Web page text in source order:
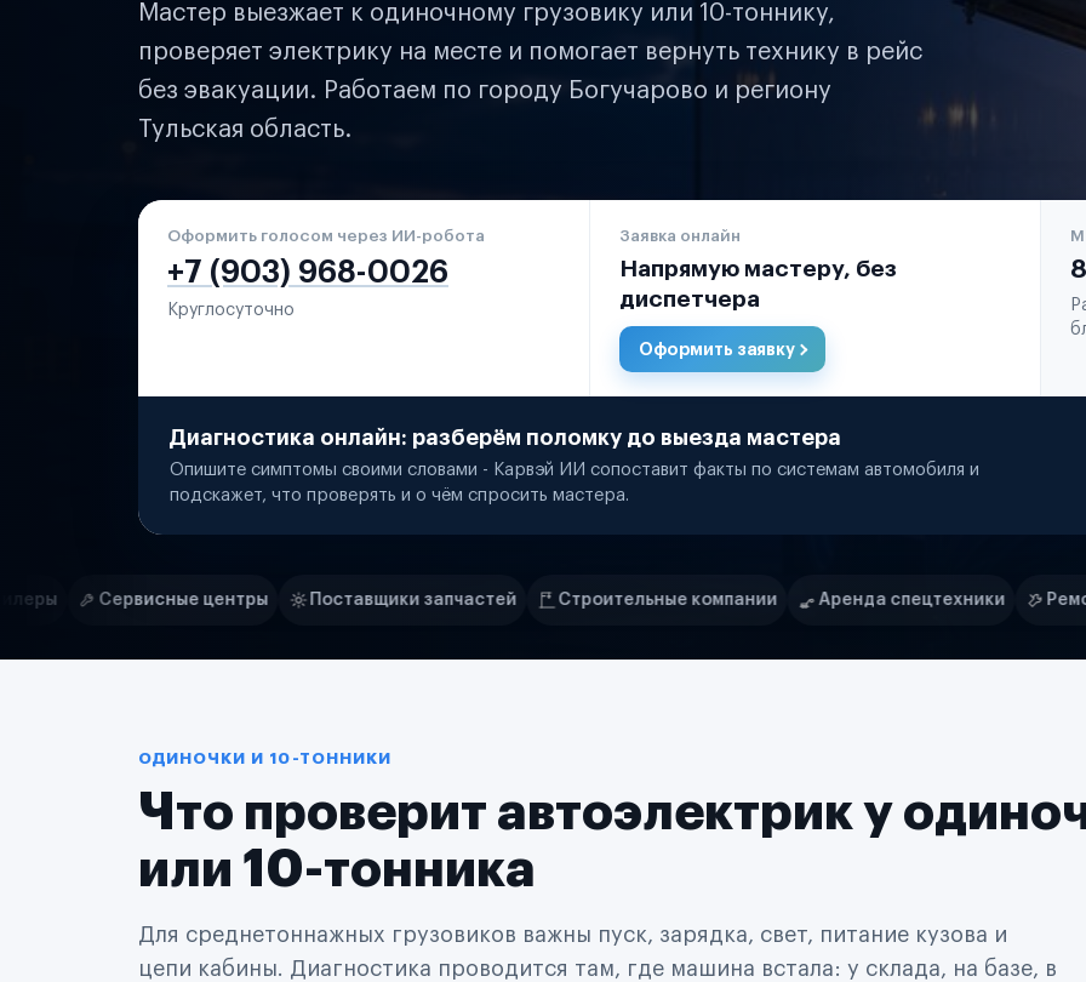
Мастер выезжает к одиночному грузовику или 10-тоннику,
проверяет электрику на месте и помогает вернуть технику в рейс
без эвакуации. Работаем по городу Богучарово и региону
Тульская область.
Оформить голосом через ИИ-робота
+7 (903) 968-0026
Круглосуточно
Заявка онлайн
Напрямую мастеру, без
диспетчера
Оформить заявку
Диагностика онлайн: разберём поломку до выезда мастера
Опишите симптомы своими словами - Карвэй ИИ сопоставит факты по системам автомобиля и
подскажет, что проверять и о чём спросить мастера.
Нам доверяют
центры Поставщики запчастей Строительные компании Аренда спецтехники Ремонт спецтехники
Маркетплейсы
Логистические компании
Поставщики запчастей
Строительные компании
Ремонт спецтехники
Управляющие компании
Страховые компании
B2B-дистрибьюторы
ОДИНОЧКИ И 10-ТОННИКИ
Что проверит автоэлектрик у
или 10-тонника
Для среднетоннажных грузовиков важны пуск, зарядка, свет, питание кузова и
цепи кабины. Диагностика проводится там, где машина встала: у склада, на базе, в